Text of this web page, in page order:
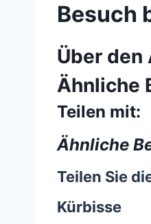
Besuch
Über den
Ähnliche
Teilen mit:
Ähnliche
Teilen Sie
Kürbisse